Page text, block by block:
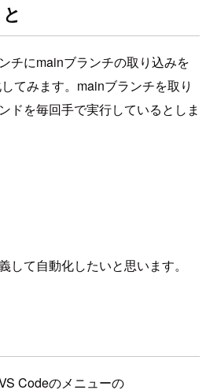
チにmainブランチの取り込みを
てみます。mainブランチを取り
ドを毎回手で実行しているとしま
して自動化したいと思います。
Codeのメニューの